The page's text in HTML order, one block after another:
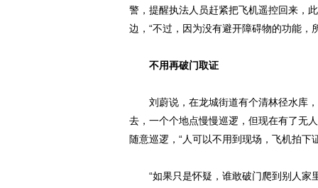
警，提醒执法人员赶紧把飞机遥控回来，
边，“不过，因为没有避开障碍物的功能，
不用再破门取证
刘蔚说，在龙城街道有个清林径水库，
去，一个个地点慢慢巡逻，但现在有了无
随意巡逻，“人可以不用到现场，飞机拍
“如果只是怀疑，谁敢破门爬到别人家